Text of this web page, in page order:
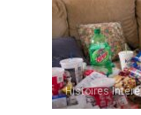
Histoires